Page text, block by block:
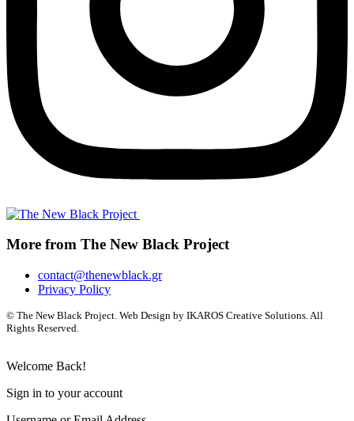
More from The New Black Project
contact@thenewblack.gr
Privacy Policy
© The New Black Project. Web Design by IKAROS Creative Solutions. All
Rights Reserved.
Welcome Back!
Sign in to your account